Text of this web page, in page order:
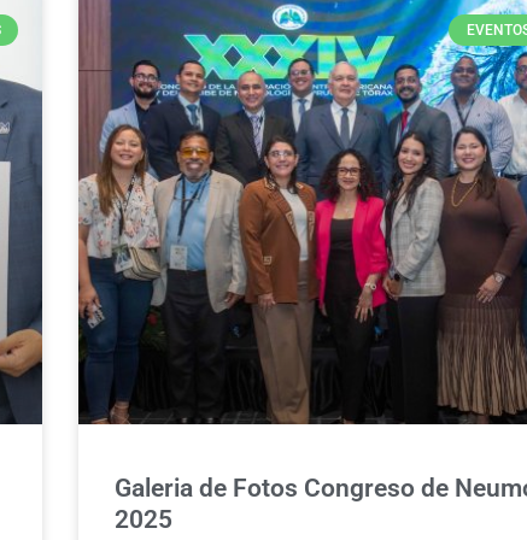
Galeria de Fotos Congreso de
2025